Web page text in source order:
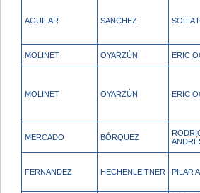
AGUILAR SANCHEZ SOFIA
MOLINET OYARZÚN ERIC
MOLINET OYARZÚN ERIC
MERCADO BÓRQUEZ
FERNANDEZ HECHENLEITNER PILAR